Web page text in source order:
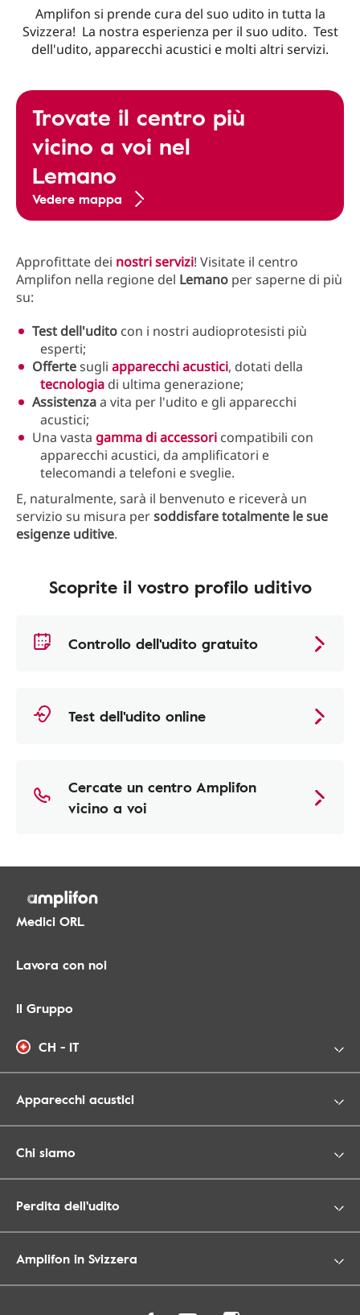
Amplifon si prende cura del suo udito in tutta la
Svizzera! La nostra esperienza per il suo udito. Test
dell'udito, apparecchi acustici e molti altri servizi.
Trovate il centro più
vicino a voi nel
Lemano
Vedere mappa
Approfittate dei nostri servizi! Visitate il centro
Amplifon nella regione del Lemano per saperne di più
su:
Test dell'udito con i nostri audioprotesisti più
esperti;
Offertesugli apparecchi acustici, dotati della
tecnologia di ultima generazione;
Assistenzaa vita per l'udito e gli apparecchi
acustici;
Una vasta gamma di accessori compatibili con
apparecchi acustici, da amplificatori e
telecomandi a telefoni e sveglie.
E, naturalmente, sarà il benvenuto e riceverà un
servizio su misura persoddisfaretotalmente le sue
esigenze uditive.
Scoprite il vostro profilo uditivo
Controllo dell'udito gratuito
Test dell'udito online
Cercate un centro Amplifon
vicino a voi
Medici ORL
Lavora con noi
Il Gruppo
CH - IT
Apparecchi acustici
Chi siamo
Perdita dell'udito
Amplifon in Svizzera